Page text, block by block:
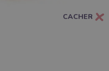
CACHER